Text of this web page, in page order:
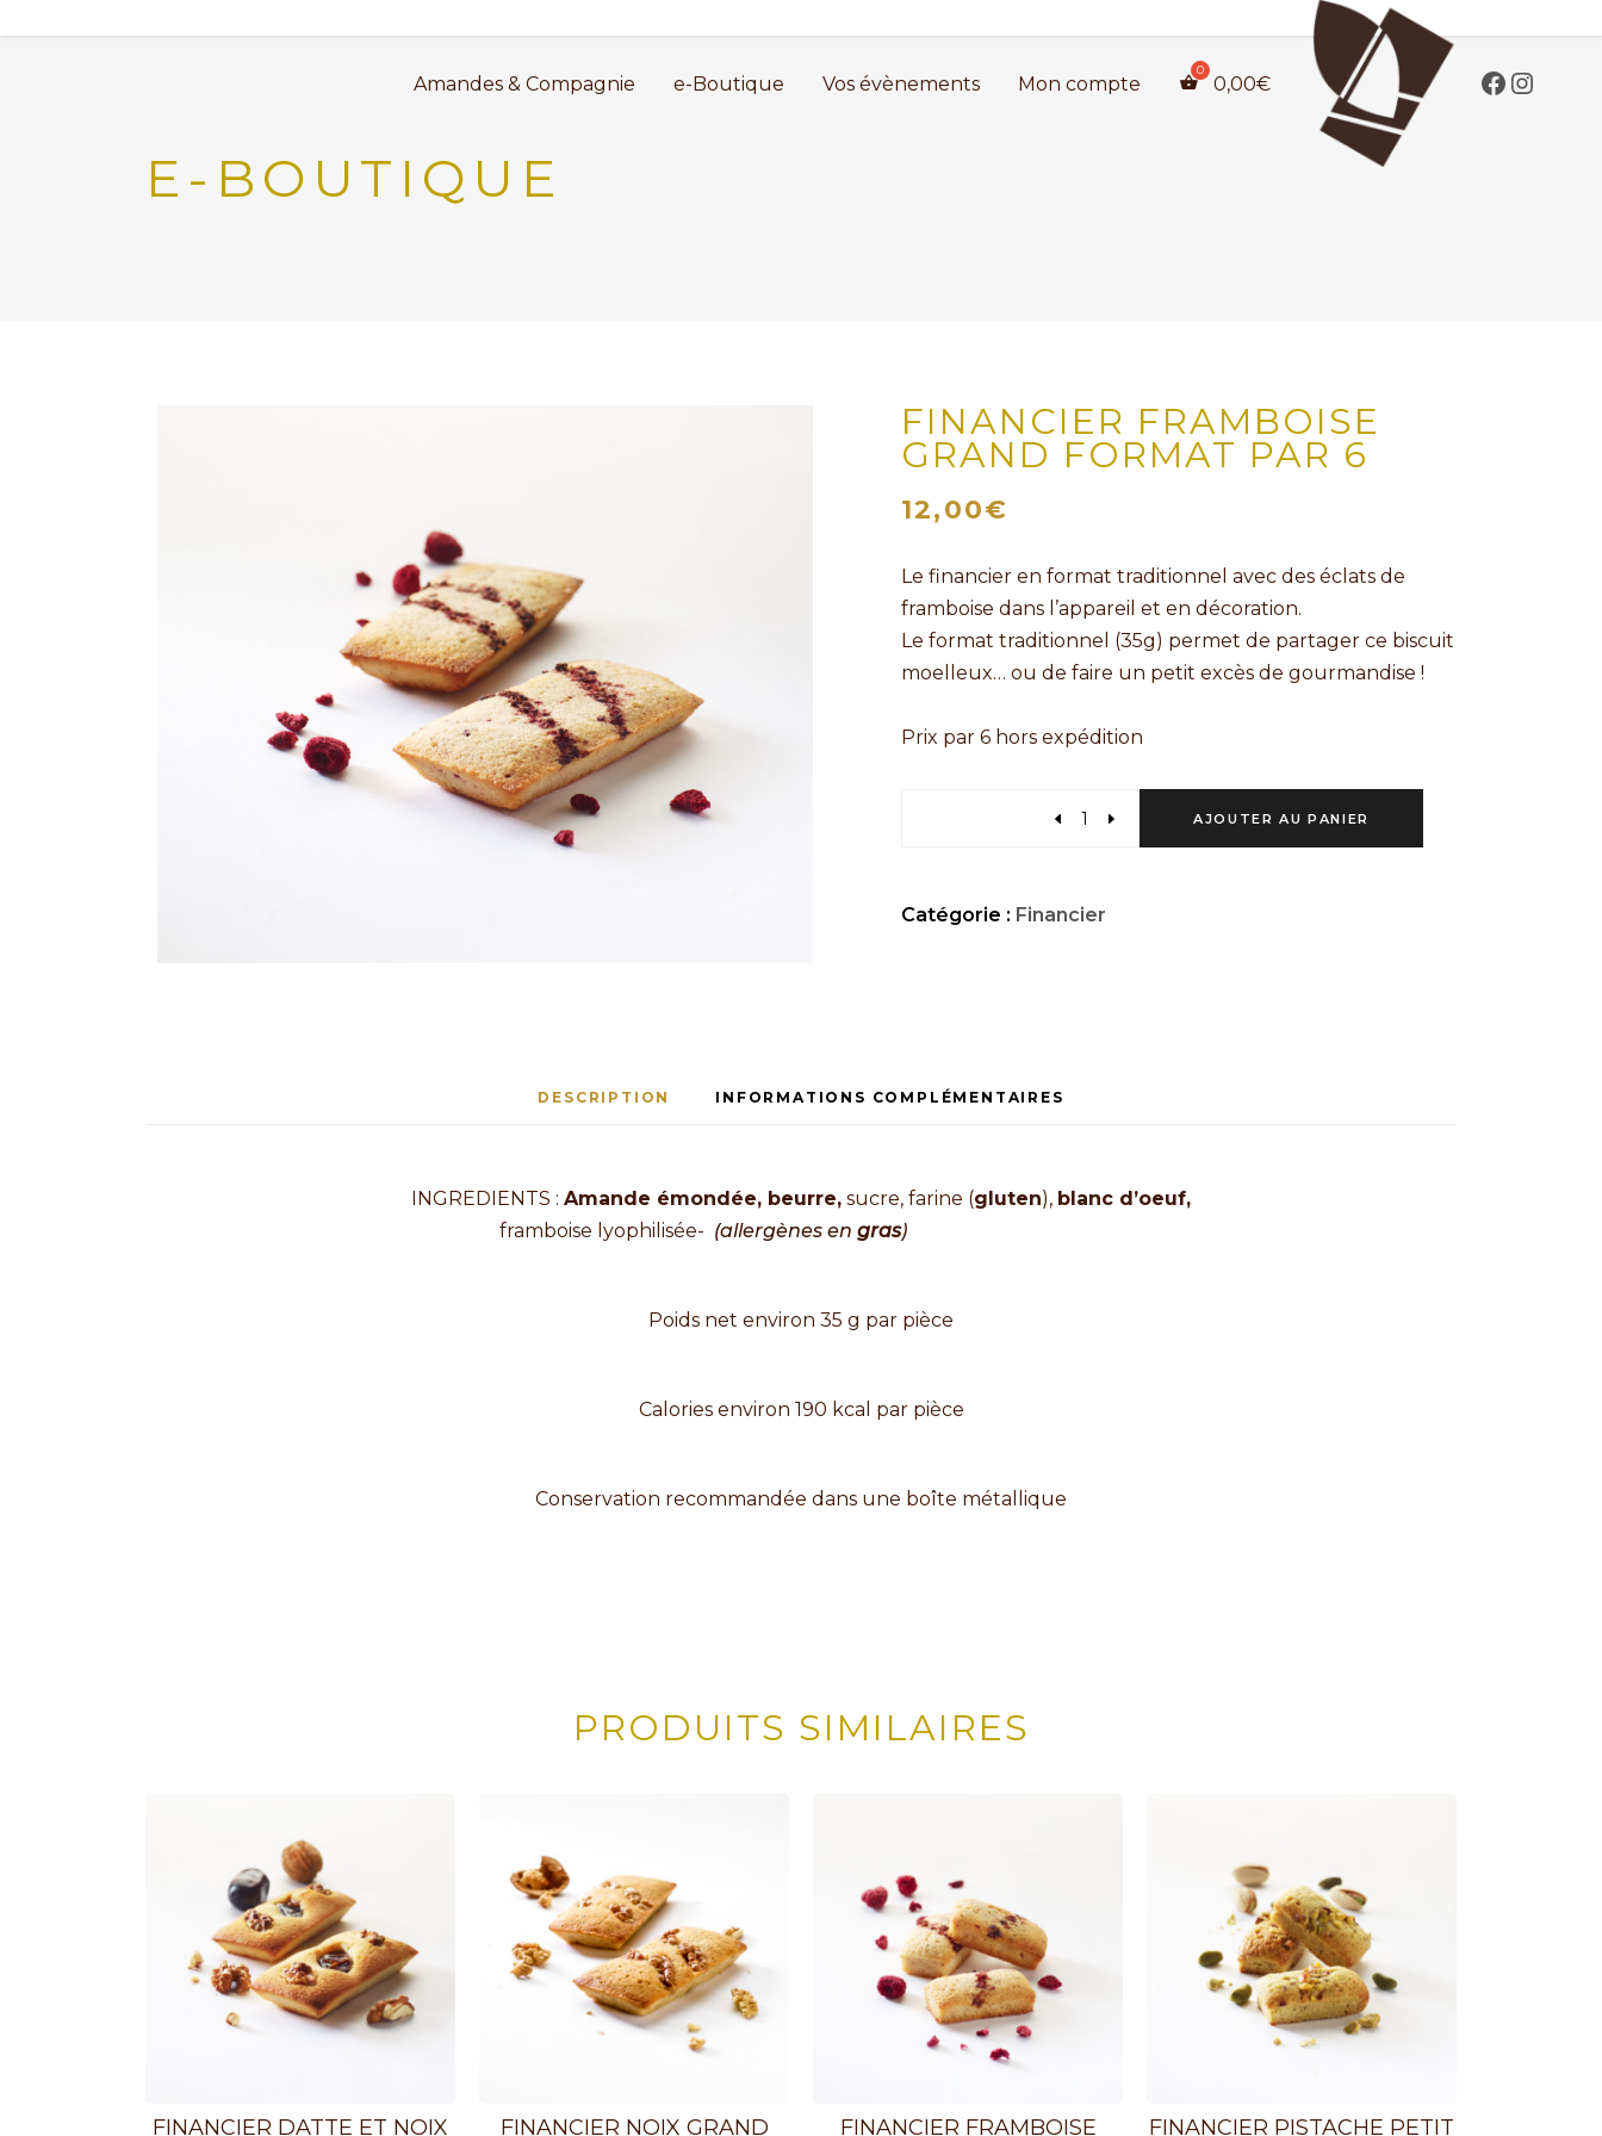
Amandes & Compagnie e-Boutique Vos évènements Mon compte 0,00€
E-BOUTIQUE
FINANCIER FRAMBOISE
GRAND FORMAT PAR 6
12,00€
Le financier en format traditionnel avec des éclats de
framboise dans l’appareil et en décoration.
Le format traditionnel (35g) permet de partager ce biscuit
moelleux… ou de faire un petit excès de gourmandise !
Prix par 6 hors expédition
AJOUTER AU PANIER
Catégorie : Financier
DESCRIPTION INFORMATIONS COMPLÉMENTAIRES
INGREDIENTS : Amande émondée, beurre, sucre, farine (gluten), blanc d’oeuf,
framboise lyophilisée- (allergènes en gras)
Poids net environ 35 g par pièce
Calories environ 190 kcal par pièce
Conservation recommandée dans une boîte métallique
PRODUITS SIMILAIRES
FINANCIER DATTE ET NOIX FINANCIER NOIX GRAND FINANCIER FRAMBOISE FINANCIER PISTACHE PETIT